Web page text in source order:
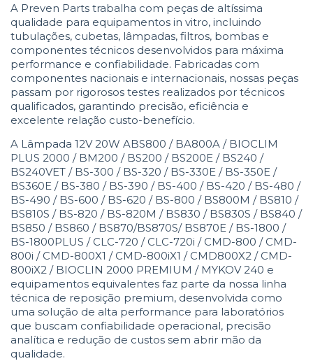
A Preven Parts trabalha com peças de altíssima
qualidade para equipamentos in vitro, incluindo
tubulações, cubetas, lâmpadas, filtros, bombas e
componentes técnicos desenvolvidos para máxima
performance e confiabilidade. Fabricadas com
componentes nacionais e internacionais, nossas peças
passam por rigorosos testes realizados por técnicos
qualificados, garantindo precisão, eficiência e
excelente relação custo-benefício.
A Lâmpada 12V 20W ABS800 / BA800A / BIOCLIM
PLUS 2000 / BM200 / BS200 / BS200E / BS240 /
BS240VET / BS-300 / BS-320 / BS-330E / BS-350E /
BS360E / BS-380 / BS-390 / BS-400 / BS-420 / BS-480 /
BS-490 / BS-600 / BS-620 / BS-800 / BS800M / BS810 /
BS810S / BS-820 / BS-820M / BS830 / BS830S / BS840 /
BS850 / BS860 / BS870/BS870S/ BS870E / BS-1800 /
BS-1800PLUS / CLC-720 / CLC-720i / CMD-800 / CMD-
800i / CMD-800X1 / CMD-800iX1 / CMD800X2 / CMD-
800iX2 / BIOCLIN 2000 PREMIUM / MYKOV 240 e
equipamentos equivalentes faz parte da nossa linha
técnica de reposição premium, desenvolvida como
uma solução de alta performance para laboratórios
que buscam confiabilidade operacional, precisão
analítica e redução de custos sem abrir mão da
qualidade.